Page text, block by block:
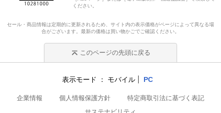
「実家で家賃が稼げる!?昭和のボロ空き家そのまま貸せばいい!?
●人気毎月分配型100本の｢分配金｣速報データ！
「これまでマイナスだったJリート型の本当の利回りもプラス
に！」
ください。
セール・商品情報は定期的に更新されるため、サイト内の表示価格がページによって異なる場
合がございます。最新の価格は買い物かごでご確認ください。
このページの先頭に戻る
表示モード モバイル PC
企業情報 個人情報保護方針
特定商取引法に基づく表記